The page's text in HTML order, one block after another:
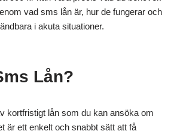
vad sms lån är, hur de fungerar och
i akuta situationer.
Lån?
kortfristigt lån som du kan ansöka om
är ett enkelt och snabbt sätt att få